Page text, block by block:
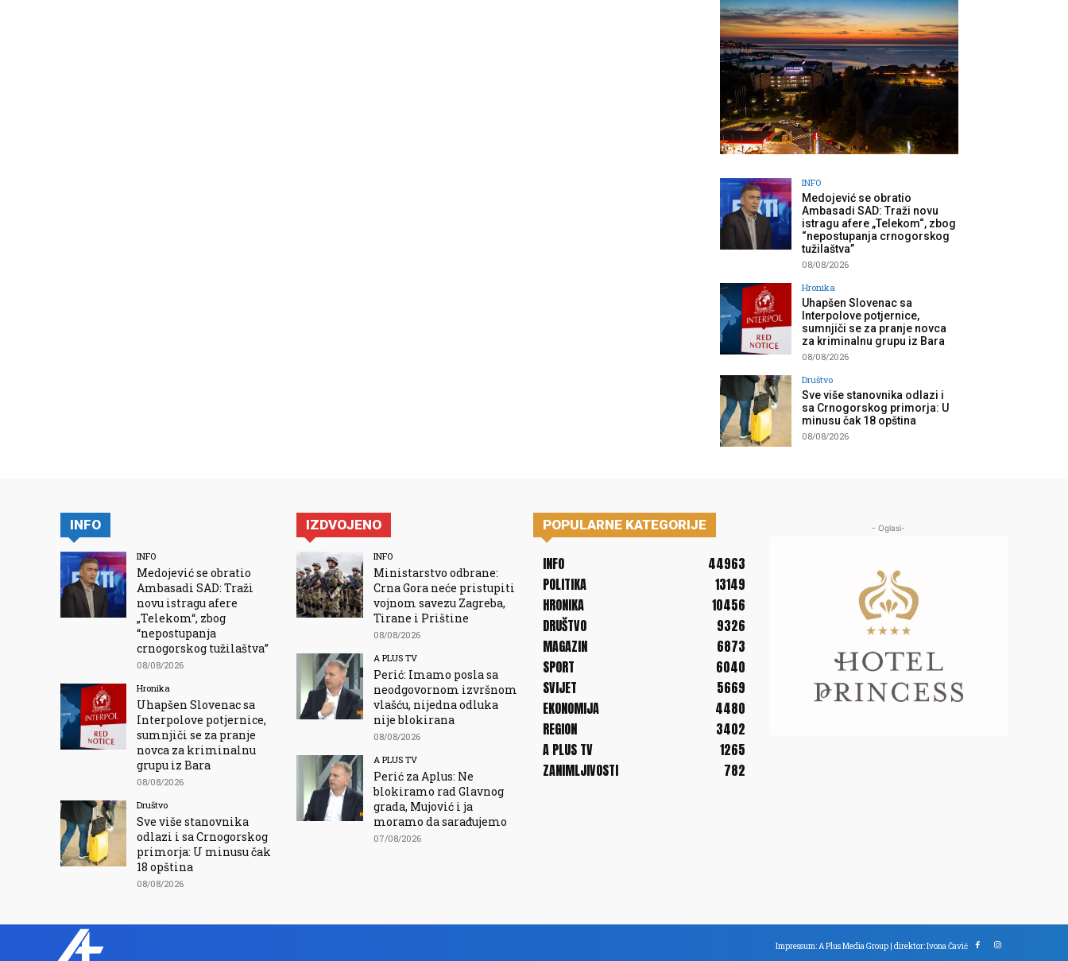
INFO
Medojević se obratio
Ambasadi SAD: Traži novu
istragu afere „Telekom“, zbog
“nepostupanja crnogorskog
tužilaštva”
08/08/2026
Hronika
Uhapšen Slovenac sa
Interpolove potjernice,
sumnjiči se za pranje novca
za kriminalnu grupu iz Bara
08/08/2026
Društvo
Sve više stanovnika odlazi i
sa Crnogorskog primorja: U
minusu čak 18 opština
08/08/2026
INFO
INFO
Medojević se obratio
Ambasadi SAD: Traži
novu istragu afere
„Telekom“, zbog
“nepostupanja
crnogorskog tužilaštva”
08/08/2026
Hronika
Uhapšen Slovenac sa
Interpolove potjernice,
sumnjiči se za pranje
novca za kriminalnu
grupu iz Bara
08/08/2026
Društvo
Sve više stanovnika
odlazi i sa Crnogorskog
primorja: U minusu čak
18 opština
08/08/2026
IZDVOJENO
INFO
Ministarstvo odbrane:
Crna Gora neće pristupiti
vojnom savezu Zagreba,
Tirane i Prištine
08/08/2026
A PLUS TV
Perić: Imamo posla sa
neodgovornom izvršnom
vlašću, nijedna odluka
nije blokirana
08/08/2026
A PLUS TV
Perić za Aplus: Ne
blokiramo rad Glavnog
grada, Mujović i ja
moramo da sarađujemo
07/08/2026
POPULARNE KATEGORIJE
INFO
44963
POLITIKA
13149
HRONIKA
10456
DRUŠTVO
9326
MAGAZIN
6873
SPORT
6040
SVIJET
5669
EKONOMIJA
4480
REGION
3402
A PLUS TV
1265
ZANIMLJIVOSTI
782
- Oglasi-
Impressum: A Plus Media Group | direktor: Ivona Čavić